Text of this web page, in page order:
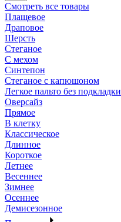
Смотреть все товары
Плащевое
Драповое
Шерсть
Стеганое
С мехом
Синтепон
Стеганое с капюшоном
Легкое пальто без подкладки
Оверсайз
Прямое
В клетку
Классическое
Длинное
Короткое
Летнее
Весеннее
Зимнее
Осеннее
Демисезонное